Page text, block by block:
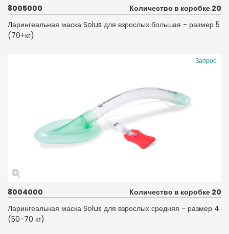
8005000
Количество в коробке 20
Ларингеальная маска Solus для взрослых большая - размер 5
(70+кг)
Запрос
8004000
Количество в коробке 20
Ларингеальная маска Solus для взрослых средняя - размер 4
(50-70 кг)